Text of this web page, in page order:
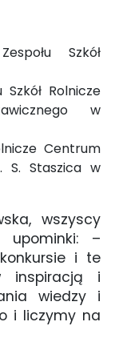
Szkół
Rolnicze
w
Centrum
S. Staszica w
wszyscy
upominki: –
i te
inspiracją i
wiedzy i
i liczymy na